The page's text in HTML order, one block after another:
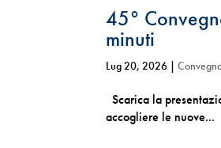
45°
minuti
Lug 20, 2026 |
Scarica la
accogliere le nuove...